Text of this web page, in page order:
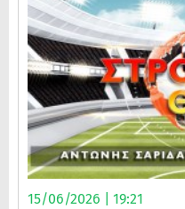
15/06/2026 | 19:21